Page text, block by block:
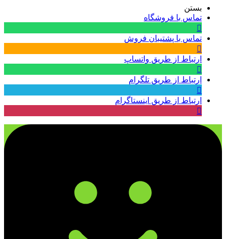
بستن
تماس با فروشگاه
تماس با پشتیبان فروش
ارتباط از طریق واتساپ
ارتباط از طریق تلگرام
ارتباط از طریق اینستاگرام